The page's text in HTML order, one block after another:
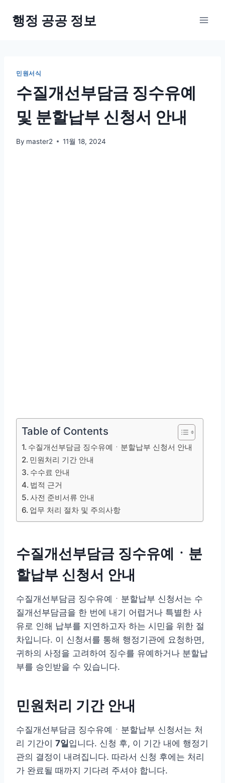
행정 공공 정보
민원서식
수질개선부담금 징수유예
및 분할납부 신청서 안내
By master2 11월 18, 2024
Table of Contents
수질개선부담금 징수유예ㆍ분할납부 신청서 안내
민원처리 기간 안내
수수료 안내
법적 근거
사전 준비서류 안내
업무 처리 절차 및 주의사항
수질개선부담금 징수유예ㆍ분
할납부 신청서 안내
수질개선부담금 징수유예ㆍ분할납부 신청서는 수
질개선부담금을 한 번에 내기 어렵거나 특별한 사
유로 인해 납부를 지연하고자 하는 시민을 위한 절
차입니다. 이 신청서를 통해 행정기관에 요청하면,
귀하의 사정을 고려하여 징수를 유예하거나 분할납
부를 승인받을 수 있습니다.
민원처리 기간 안내
수질개선부담금 징수유예ㆍ분할납부 신청서는 처
리 기간이 7일입니다. 신청 후, 이 기간 내에 행정기
관의 결정이 내려집니다. 따라서 신청 후에는 처리
가 완료될 때까지 기다려 주셔야 합니다.